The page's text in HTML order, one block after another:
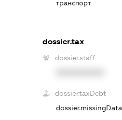
транспорт
dossier.tax
dossier.staff
dossier.taxDebt
dossier.missingData